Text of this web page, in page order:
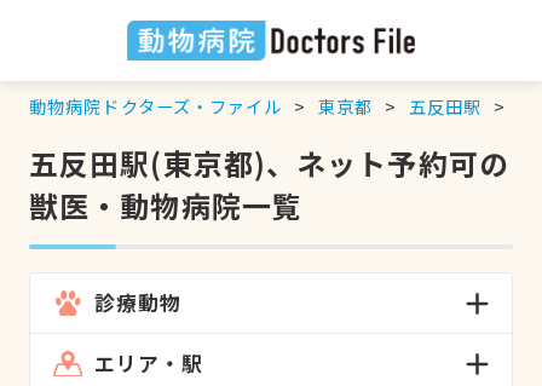
動物病院ドクターズ・ファイル 東京都 五反田駅
五反田駅(東京都)、ネット予約可の
獣医・動物病院一覧
診療動物
エリア・駅